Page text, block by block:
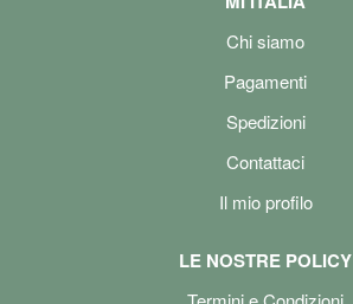
Chi siamo
Pagamenti
Spedizioni
Contattaci
Il mio profilo
LE NOSTRE POLICY